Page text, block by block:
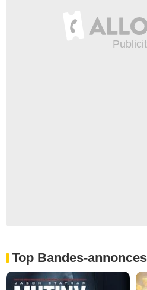
Top Bandes-annonces